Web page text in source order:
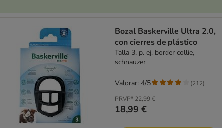
Bozal Baskerville Ultra 2.0,
con cierres de plástico
Talla 3, p. ej. border collie,
schnauzer
PRVP* 22,99 €
18,99 €
Valorar: 4/5 (212)